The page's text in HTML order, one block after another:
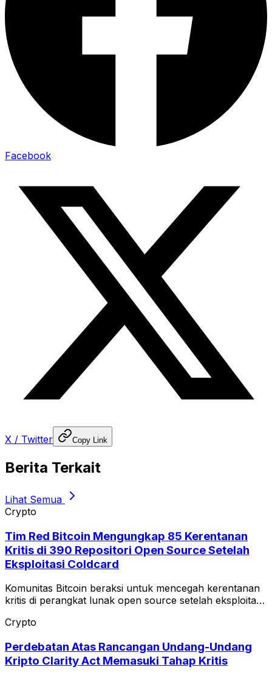
Facebook
X / Twitter Copy Link
Berita Terkait
Lihat Semua
Crypto
Tim Red Bitcoin Mengungkap 85 Kerentanan
Kritis di 390 Repositori Open Source Setelah
Eksploitasi Coldcard
Komunitas Bitcoin beraksi untuk mencegah kerentanan
kritis di perangkat lunak open source setelah eksploitasi
Crypto
Perdebatan Atas Rancangan Undang-Undang
Kripto Clarity Act Memasuki Tahap Kritis